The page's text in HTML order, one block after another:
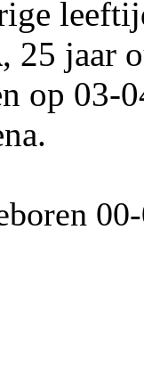
, 25 jaar
op 03-